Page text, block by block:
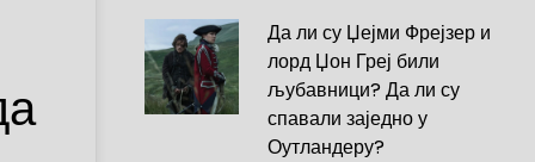
Да ли су Џејми Фрејзер и
лорд Џон Греј били
љубавници? Да ли су
спавали заједно у
Оутландеру?